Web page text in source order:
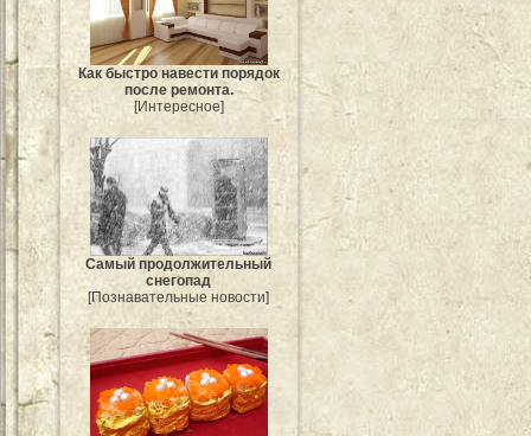
Как быстро навести порядок
после ремонта.
[Интересное]
Самый продолжительный
снегопад
[Познавательные новости]